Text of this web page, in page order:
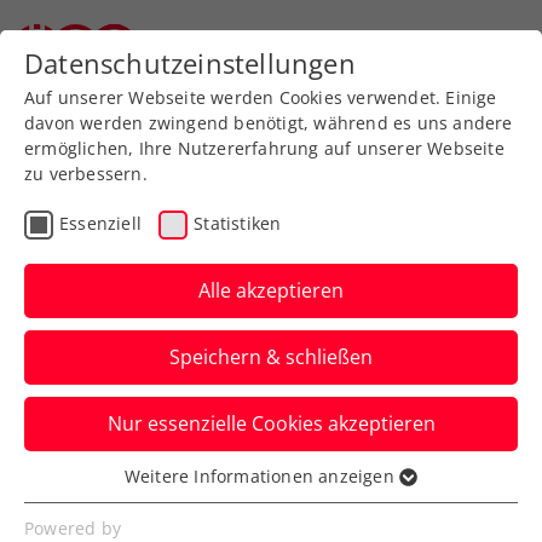
Aktuelle News
News filtern
Datenschutzeinstellungen
Auf unserer Webseite werden Cookies verwendet. Einige
davon werden zwingend benötigt, während es uns andere
ermöglichen, Ihre Nutzererfahrung auf unserer Webseite
zu verbessern.
Essenziell Statistiken
Alle akzeptieren
Speichern & schließen
Nur essenzielle Cookies akzeptieren
Essenziell
Essenzielle Cookies werden für grundlegende
Weitere Informationen anzeigen
Powered by